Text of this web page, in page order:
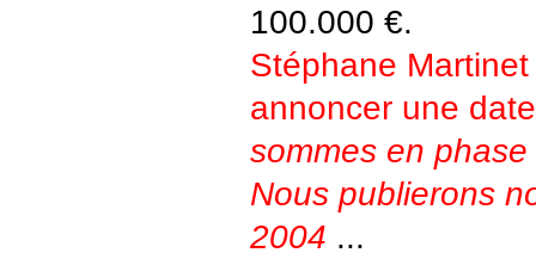
100.000 €.
Stéphane
annoncer une
sommes en
Nous publierons
2004 ...